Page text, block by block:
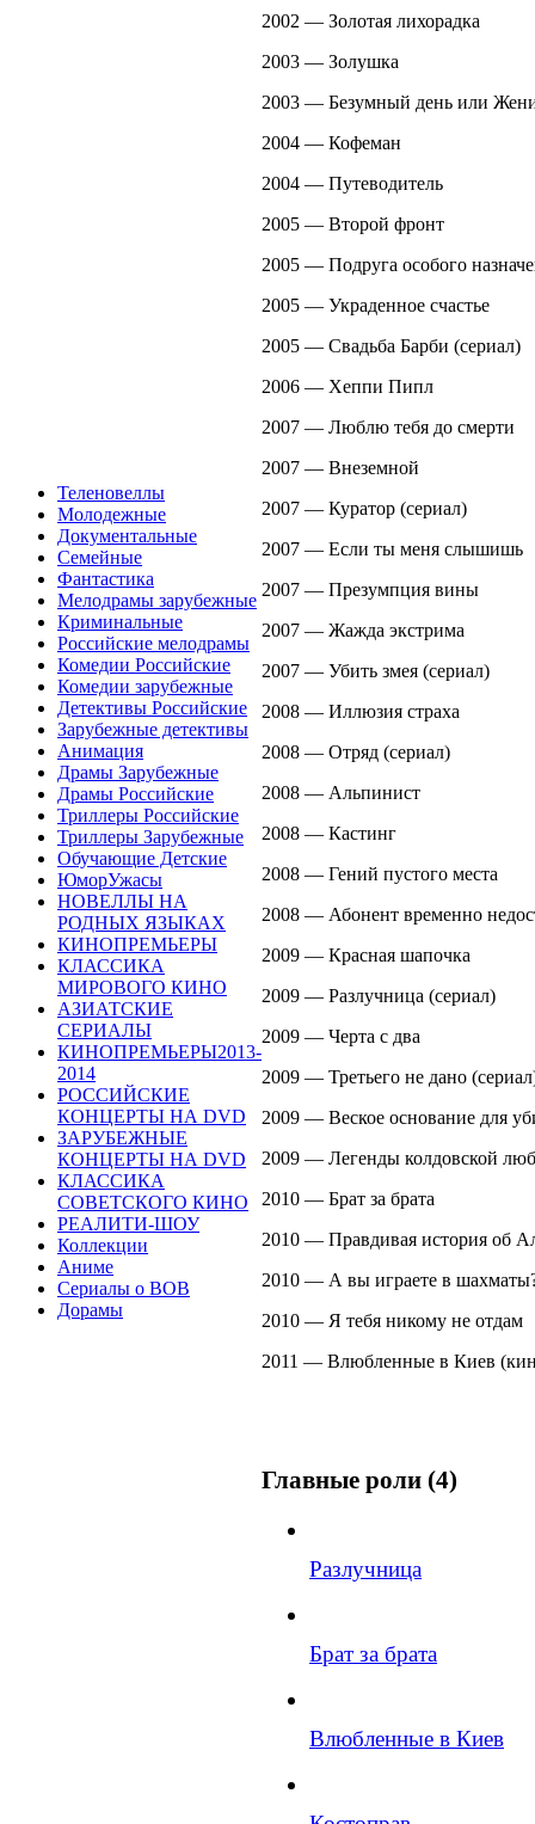
Теленовеллы
Молодежные
Документальные
Семейные
Фантастика
Мелодрамы зарубежные
Криминальные
Российские мелодрамы
Комедии Российские
Комедии зарубежные
Детективы Российские
Зарубежные детективы
Анимация
Драмы Зарубежные
Драмы Российские
Триллеры Российские
Триллеры Зарубежные
Обучающие Детские
ЮморУжасы
НОВЕЛЛЫ НА
РОДНЫХ ЯЗЫКАХ
КИНОПРЕМЬЕРЫ
КЛАССИКА
МИРОВОГО КИНО
АЗИАТСКИЕ
СЕРИАЛЫ
КИНОПРЕМЬЕРЫ2013-
2014
РОССИЙСКИЕ
КОНЦЕРТЫ НА DVD
ЗАРУБЕЖНЫЕ
КОНЦЕРТЫ НА DVD
КЛАССИКА
СОВЕТСКОГО КИНО
РЕАЛИТИ-ШОУ
Коллекции
Аниме
Сериалы о ВОВ
Дорамы
2002 — Золотая лихорадка
2003 — Золушка
2003 — Безумный день или
2004 — Кофеман
2004 — Путеводитель
2005 — Второй фронт
2005 — Подруга особого
2005 — Украденное счастье
2005 — Свадьба Барби (сериал)
2006 — Хеппи Пипл
2007 — Люблю тебя до смерти
2007 — Внеземной
2007 — Куратор (сериал)
2007 — Если ты меня слышишь
2007 — Презумпция вины
2007 — Жажда экстрима
2007 — Убить змея (сериал)
2008 — Иллюзия страха
2008 — Отряд (сериал)
2008 — Альпинист
2008 — Кастинг
2008 — Гений пустого места
2008 — Абонент временно
2009 — Красная шапочка
2009 — Разлучница (сериал)
2009 — Черта с два
2009 — Третьего не дано
2009 — Веское основание для
2009 — Легенды колдовской
2010 — Брат за брата
2010 — Правдивая история об
2010 — А вы играете в
2010 — Я тебя никому не отдам
2011 — Влюбленные в Киев
Главные роли (4)
Разлучница
Брат за брата
Влюбленные в Киев